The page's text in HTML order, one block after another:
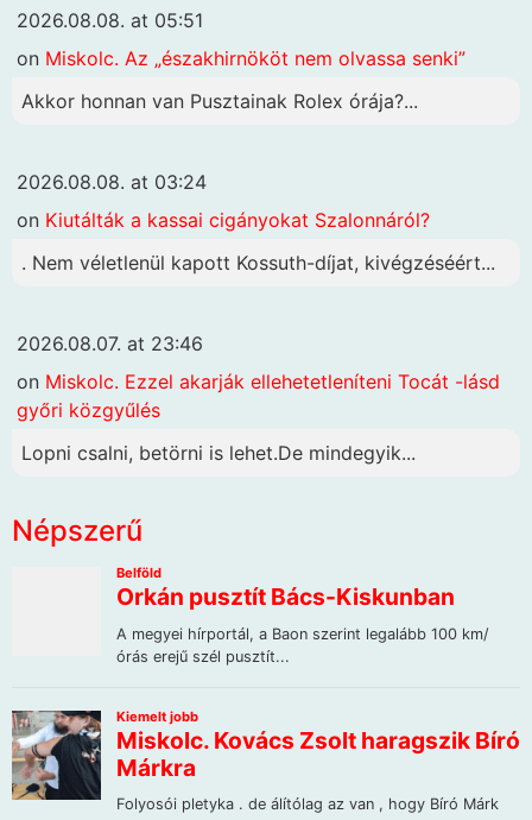
2026.08.08. at 05:51
on Miskolc. Az „északhirnököt nem olvassa senki”
Akkor honnan van Pusztainak Rolex órája?...
2026.08.08. at 03:24
on Kiutálták a kassai cigányokat Szalonnáról?
. Nem véletlenül kapott Kossuth-díjat, kivégzéséért...
2026.08.07. at 23:46
on Miskolc. Ezzel akarják ellehetetleníteni Tocát -lásd
győri közgyűlés
Lopni csalni, betörni is lehet.De mindegyik...
Népszerű